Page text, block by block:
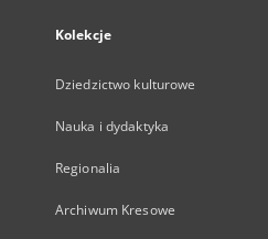
Kolekcje
Dziedzictwo kulturowe
Nauka i dydaktyka
Regionalia
Archiwum Kresowe